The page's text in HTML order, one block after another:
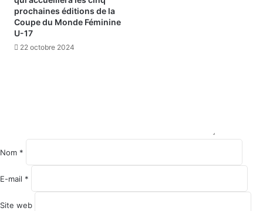
prochaines éditions de la
Coupe du Monde Féminine
U-17
22 octobre 2024
Nom *
E-mail *
Site web